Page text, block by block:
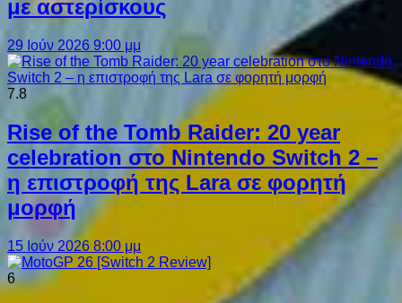
με αστερίσκους
29 Ιούν 2026 9:00 μμ
7.8
Rise of the Tomb Raider: 20 year
celebration στο Nintendo Switch 2 –
η επιστροφή της Lara σε φορητή
μορφή
15 Ιούν 2026 8:00 μμ
6